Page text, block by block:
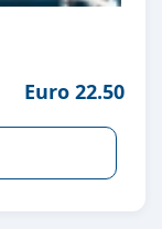
Euro 22.50